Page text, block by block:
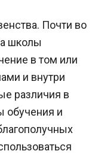
Почти во
школы
в том или
и внутри
различия в
обучения и